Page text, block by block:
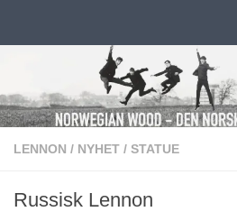
LENNON / NYHET / STATUE
Russisk Lennon